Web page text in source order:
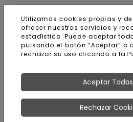
Utilizamos cookies propias y
ofrecer nuestros servicios y
estadística. Puede aceptar
pulsando el botón “Aceptar” o
rechazar su uso clicando a la
Aceptar Todas
Rechazar